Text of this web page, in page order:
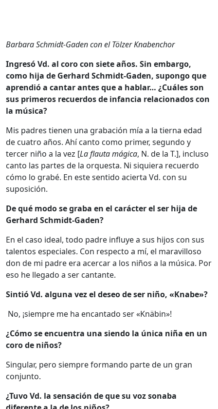
Barbara Schmidt-Gaden con el Tölzer Knabenchor
Ingresó Vd. al coro con siete años. Sin embargo,
como hija de Gerhard Schmidt-Gaden, supongo que
aprendió a cantar antes que a hablar… ¿Cuáles son
sus primeros recuerdos de infancia relacionados con
la música?
Mis padres tienen una grabación mía a la tierna edad
de cuatro años. Ahí canto como primer, segundo y
tercer niño a la vez [La flauta mágica, N. de la T.], incluso
canto las partes de la orquesta. Ni siquiera recuerdo
cómo lo grabé. En este sentido acierta Vd. con su
suposición.
De qué modo se graba en el carácter el ser hija de
Gerhard Schmidt-Gaden?
En el caso ideal, todo padre influye a sus hijos con sus
talentos especiales. Con respecto a mí, el maravilloso
don de mi padre era acercar a los niños a la música. Por
eso he llegado a ser cantante.
Sintió Vd. alguna vez el deseo de ser niño, «Knabe»?
No, ¡siempre me ha encantado ser «Knäbin»!
¿Cómo se encuentra una siendo la única niña en un
coro de niños?
Singular, pero siempre formando parte de un gran
conjunto.
¿Tuvo Vd. la sensación de que su voz sonaba